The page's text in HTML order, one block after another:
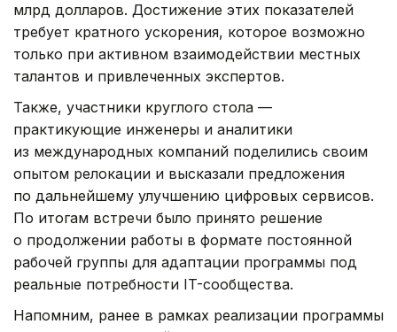
млрд долларов. Достижение этих показателей
требует кратного ускорения, которое возможно
только при активном взаимодействии местных
талантов и привлеченных экспертов.
Также, участники круглого стола —
практикующие инженеры и аналитики
из международных компаний поделились своим
опытом релокации и высказали предложения
по дальнейшему улучшению цифровых сервисов.
По итогам встречи было принято решение
о продолжении работы в формате постоянной
рабочей группы для адаптации программы под
реальные потребности IT-сообщества.
Напомним, ранее в рамках реализации программы